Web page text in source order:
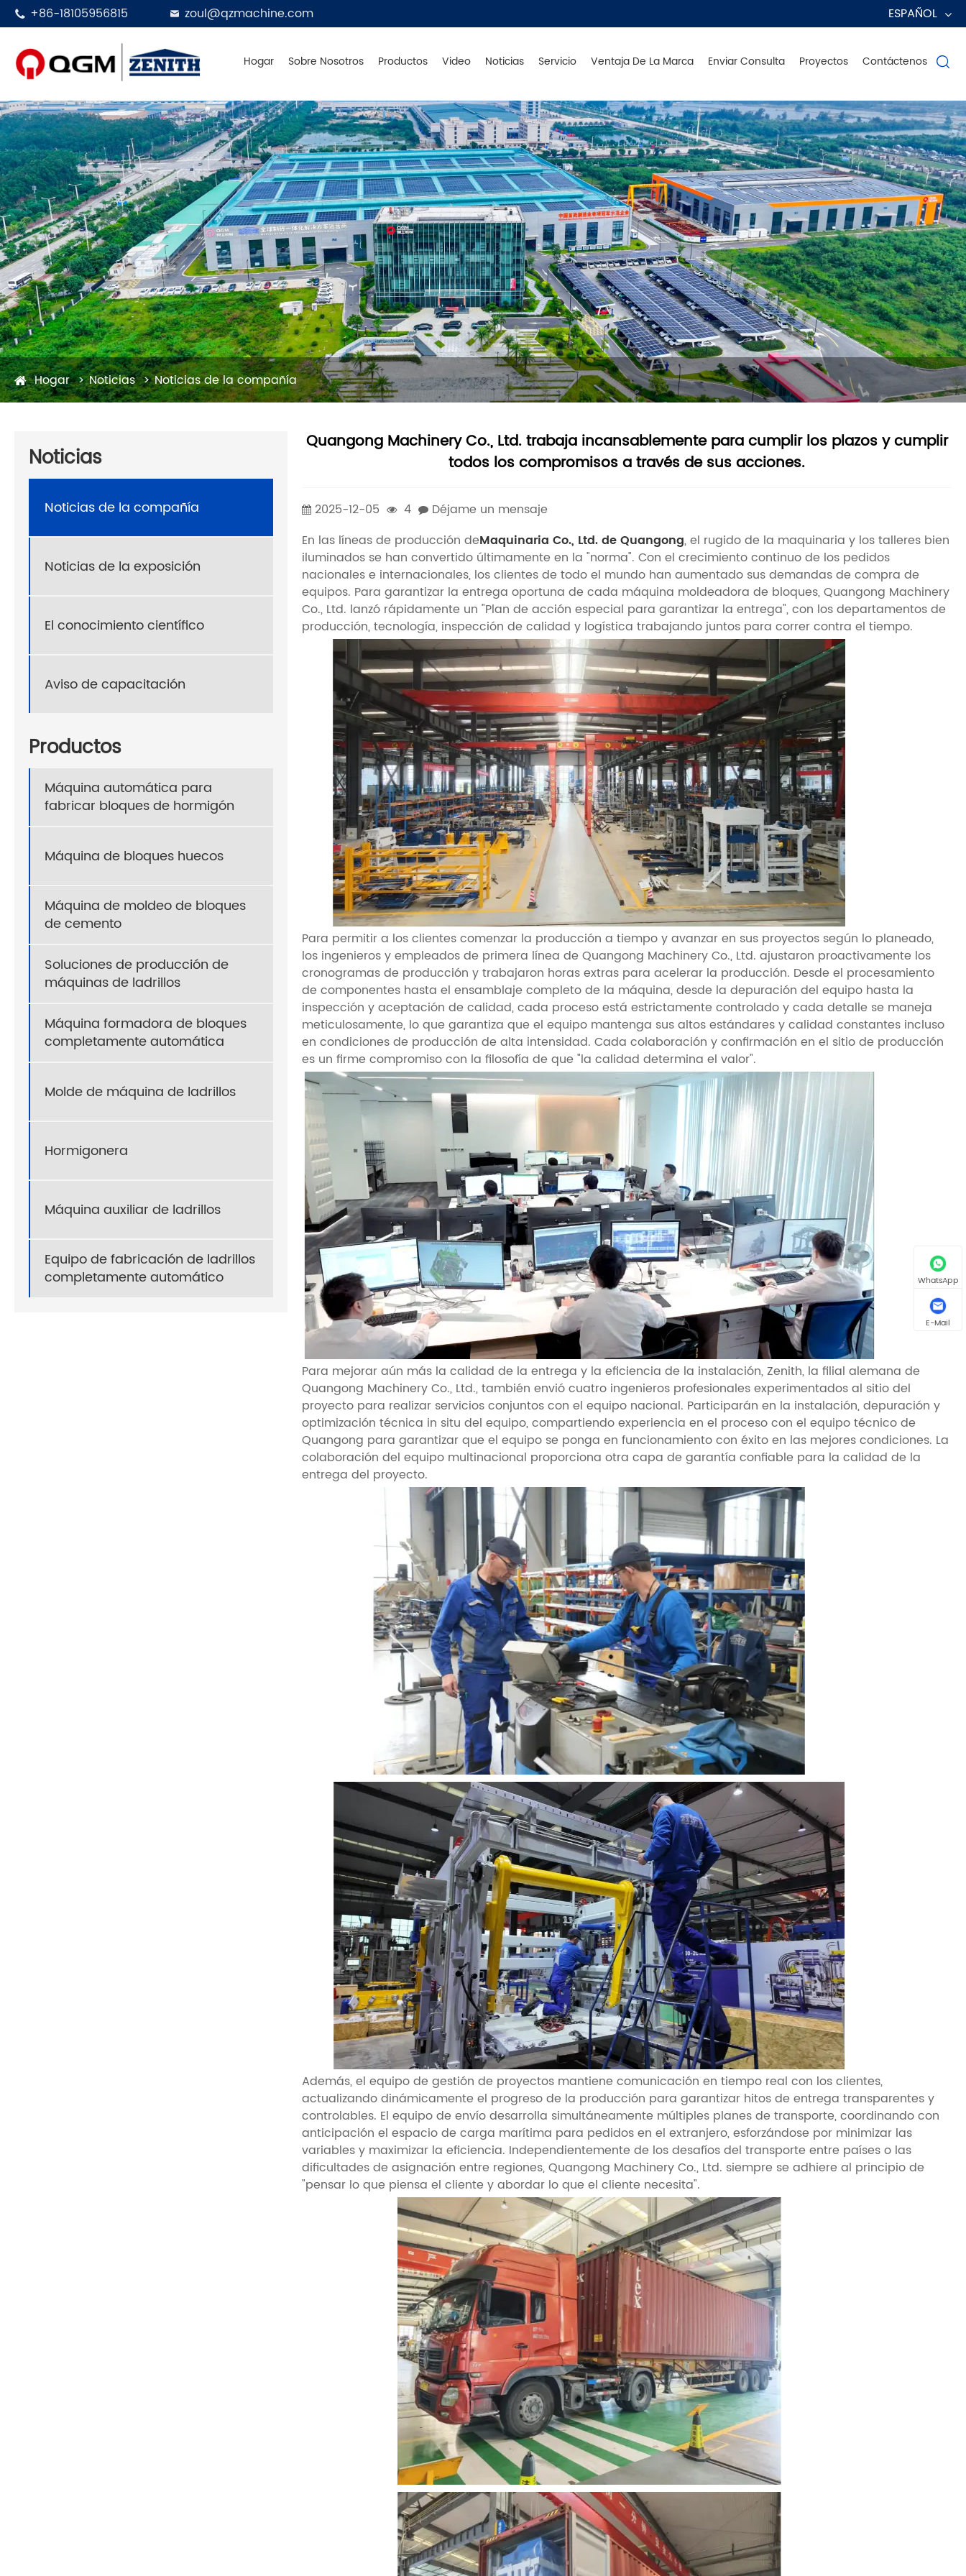
 +86-18105956815  zoul@qzmachine.com ESPAÑOL
Hogar Sobre Nosotros Productos Video Noticias Servicio Ventaja De La Marca Enviar Consulta Proyectos Contáctenos 
Hogar Noticias Noticias de la compañía
Noticias
Noticias de la compañía
Noticias de la exposición
El conocimiento científico
Aviso de capacitación
Productos
Máquina automática para
fabricar bloques de hormigón
Máquina de bloques huecos
Máquina de moldeo de bloques
de cemento
Soluciones de producción de
máquinas de ladrillos
Máquina formadora de bloques
completamente automática
Molde de máquina de ladrillos
Hormigonera
Máquina auxiliar de ladrillos
Equipo de fabricación de ladrillos
completamente automático
Quangong Machinery Co., Ltd. trabaja incansablemente para cumplir los plazos y cumplir
todos los compromisos a través de sus acciones.
2025-12-05 4
Déjame un mensaje
En las líneas de producción deMaquinaria Co., Ltd. de Quangong, el rugido de la maquinaria y los talleres bien
iluminados se han convertido últimamente en la "norma". Con el crecimiento continuo de los pedidos
nacionales e internacionales, los clientes de todo el mundo han aumentado sus demandas de compra de
equipos. Para garantizar la entrega oportuna de cada máquina moldeadora de bloques, Quangong Machinery
Co., Ltd. lanzó rápidamente un "Plan de acción especial para garantizar la entrega", con los departamentos de
producción, tecnología, inspección de calidad y logística trabajando juntos para correr contra el tiempo.
Para permitir a los clientes comenzar la producción a tiempo y avanzar en sus proyectos según lo planeado,
los ingenieros y empleados de primera línea de Quangong Machinery Co., Ltd. ajustaron proactivamente los
cronogramas de producción y trabajaron horas extras para acelerar la producción. Desde el procesamiento
de componentes hasta el ensamblaje completo de la máquina, desde la depuración del equipo hasta la
inspección y aceptación de calidad, cada proceso está estrictamente controlado y cada detalle se maneja
meticulosamente, lo que garantiza que el equipo mantenga sus altos estándares y calidad constantes incluso
en condiciones de producción de alta intensidad. Cada colaboración y confirmación en el sitio de producción
es un firme compromiso con la filosofía de que "la calidad determina el valor".
Para mejorar aún más la calidad de la entrega y la eficiencia de la instalación, Zenith, la filial alemana de
Quangong Machinery Co., Ltd., también envió cuatro ingenieros profesionales experimentados al sitio del
proyecto para realizar servicios conjuntos con el equipo nacional. Participarán en la instalación, depuración y
optimización técnica in situ del equipo, compartiendo experiencia en el proceso con el equipo técnico de
Quangong para garantizar que el equipo se ponga en funcionamiento con éxito en las mejores condiciones. La
colaboración del equipo multinacional proporciona otra capa de garantía confiable para la calidad de la
entrega del proyecto.
Además, el equipo de gestión de proyectos mantiene comunicación en tiempo real con los clientes,
actualizando dinámicamente el progreso de la producción para garantizar hitos de entrega transparentes y
controlables. El equipo de envío desarrolla simultáneamente múltiples planes de transporte, coordinando con
anticipación el espacio de carga marítima para pedidos en el extranjero, esforzándose por minimizar las
variables y maximizar la eficiencia. Independientemente de los desafíos del transporte entre países o las
dificultades de asignación entre regiones, Quangong Machinery Co., Ltd. siempre se adhiere al principio de
"pensar lo que piensa el cliente y abordar lo que el cliente necesita".
WhatsApp
E-Mail